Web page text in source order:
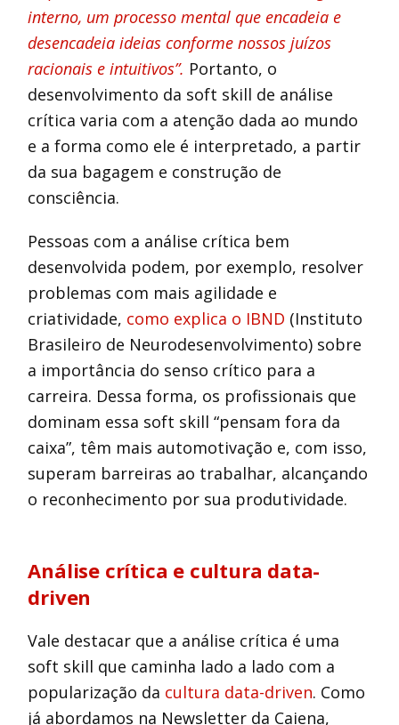
interno, um processo mental que encadeia e
desencadeia ideias conforme nossos juízos
racionais e intuitivos”. Portanto, o
desenvolvimento da soft skill de análise
crítica varia com a atenção dada ao mundo
e a forma como ele é interpretado, a partir
da sua bagagem e construção de
consciência.
Pessoas com a análise crítica bem
desenvolvida podem, por exemplo, resolver
problemas com mais agilidade e
criatividade, como explica o IBND (Instituto
Brasileiro de Neurodesenvolvimento) sobre
a importância do senso crítico para a
carreira. Dessa forma, os profissionais que
dominam essa soft skill “pensam fora da
caixa”, têm mais automotivação e, com isso,
superam barreiras ao trabalhar, alcançando
o reconhecimento por sua produtividade.
Análise crítica e cultura data-
driven
Vale destacar que a análise crítica é uma
soft skill que caminha lado a lado com a
popularização da cultura data-driven. Como
já abordamos na Newsletter da Caiena,